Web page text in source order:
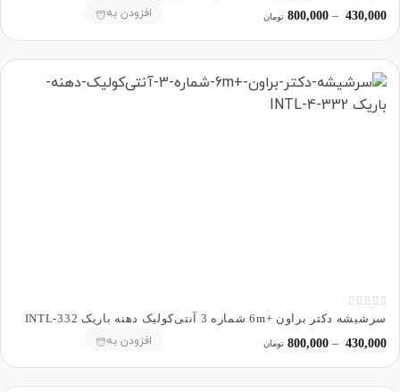
430,000
–
800,000 تومان افزودن به





سرشیشه دکتر براون +6m شماره 3 آنتی‌کولیک دهنه باریک 332-INTL
430,000
–
800,000 تومان افزودن به